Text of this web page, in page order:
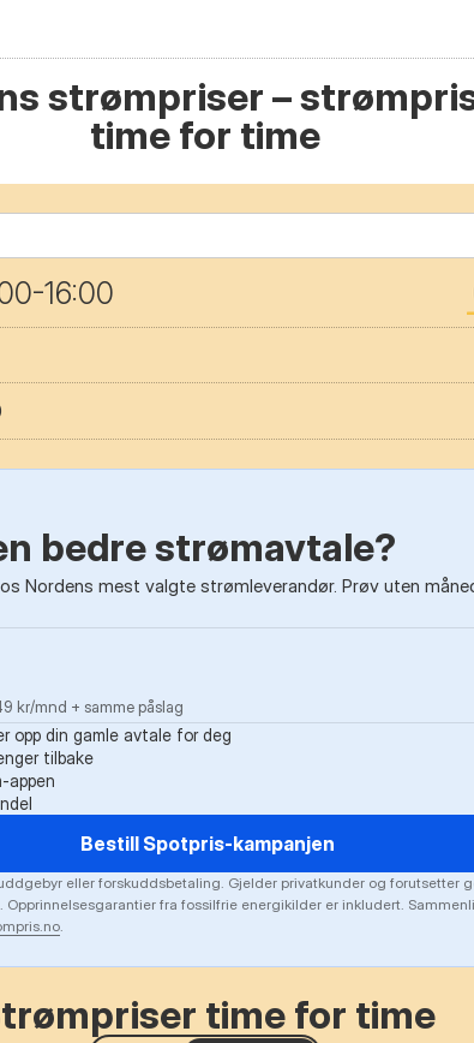
strømpriser –
time for time
16:00
bedre strømavtale?
Nordens mest valgte strømleverandør. Prøv uten
kr/mnd + samme påslag
opp din gamle avtale for deg
tilbake
appen
Bestill Spotpris-kampanjen
eller forskuddsbetaling. Gjelder privatkunder og forutsetter
Opprinnelsesgarantier fra fossilfrie energikilder er inkludert.
.
time for time